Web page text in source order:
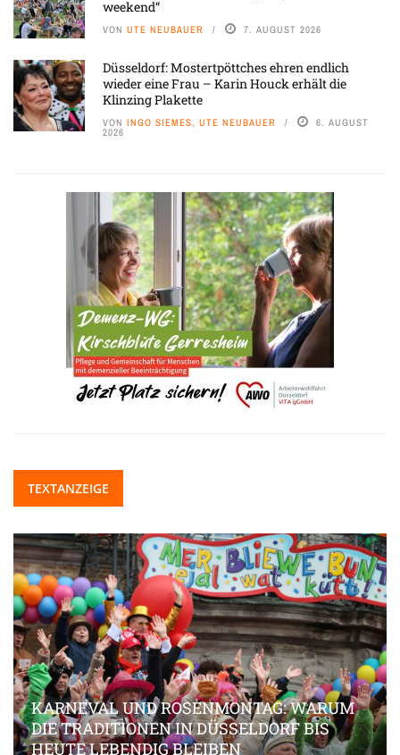
weekend“
VON UTE NEUBAUER 7. AUGUST 2026
Düsseldorf: Mostertpöttches ehren endlich
wieder eine Frau – Karin Houck erhält die
Klinzing Plakette
VON INGO SIEMES, UTE NEUBAUER 6. AUGUST
2026
TEXTANZEIGE
KARNEVAL UND ROSENMONTAG: WARUM
DIE TRADITIONEN IN DÜSSELDORF BIS
HEUTE LEBENDIG BLEIBEN